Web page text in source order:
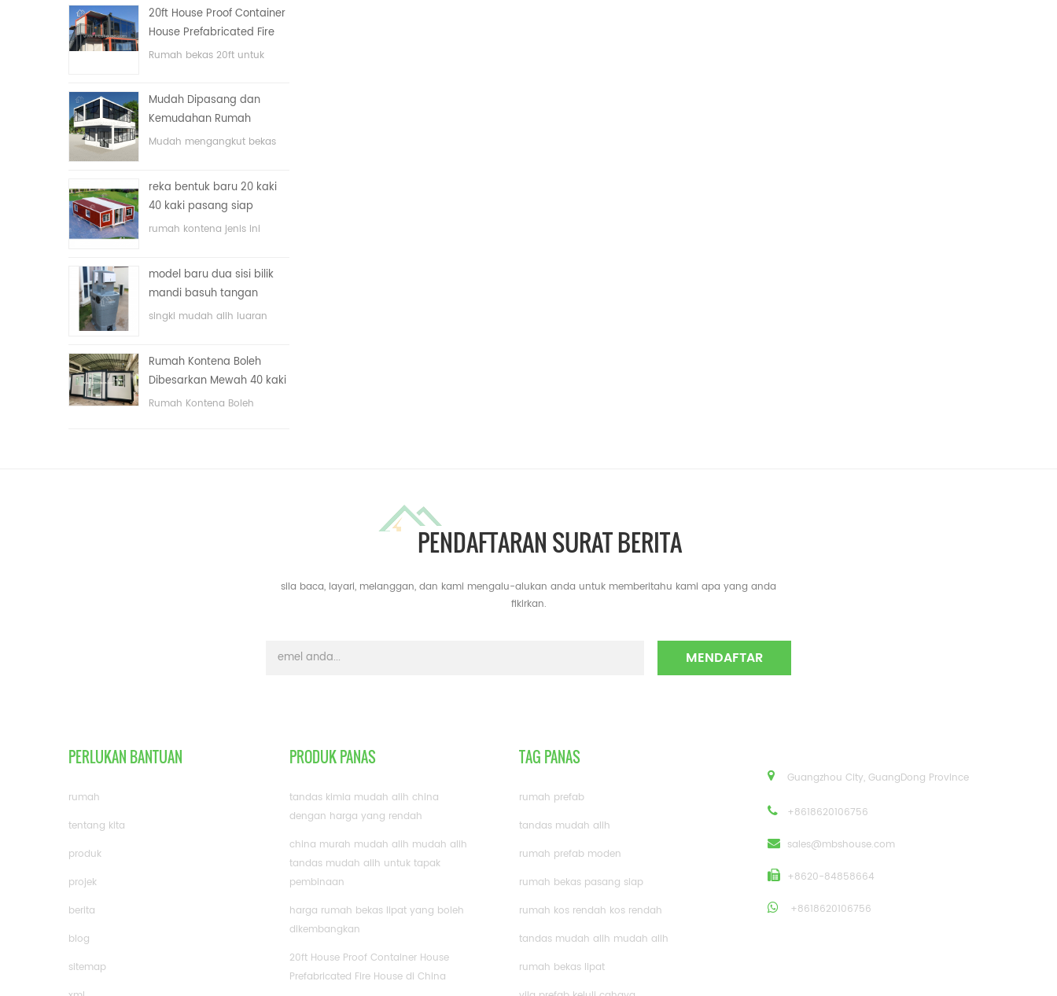
20ft House Proof Container
House Prefabricated Fire
House di China
Rumah bekas 20ft untuk
Mudah Dipasang dan
Kemudahan Rumah
Container Pengangkutan
Mudah mengangkut bekas
reka bentuk baru 20 kaki
40 kaki pasang siap
rumah kontena kecil yang
rumah kontena jenis ini
tidur, satu bilik mandi dan
dengan sistem elektrik.
model baru dua sisi bilik
mandi basuh tangan
awam mewah plastik
singki mudah alih luaran
Rumah Kontena Boleh
Dibesarkan Mewah 40 kaki
Dengan Tiga Bilik Tidur
Rumah Kontena Boleh
PENDAFTARAN SURAT BERITA
sila baca, layari, melanggan, dan kami mengalu-alukan anda untuk memberitahu kami apa yang anda
fikirkan.
PERLUKAN BANTUAN
rumah
tentang kita
produk
projek
berita
blog
sitemap
PRODUK PANAS
tandas kimia mudah alih china
dengan harga yang rendah
china murah mudah alih mudah alih
tandas mudah alih untuk tapak
pembinaan
harga rumah bekas lipat yang boleh
dikembangkan
20ft House Proof Container House
Prefabricated Fire House di China
TAG PANAS
rumah prefab
tandas mudah alih
rumah prefab moden
rumah bekas pasang siap
rumah kos rendah kos rendah
tandas mudah alih mudah alih
rumah bekas lipat
Guangzhou City, GuangDong Province
+8618620106756
sales@mbshouse.com
+8620-84858664
+8618620106756